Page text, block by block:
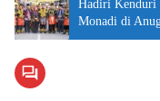
Hadiri Kenduri
Monadi di